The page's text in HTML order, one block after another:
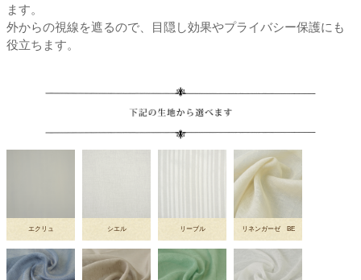
ます。
外からの視線を遮るので、目隠し効果やプライバシー保護にも
役立ちます。
エクリュ シエル リーブル リネンガーゼ BE